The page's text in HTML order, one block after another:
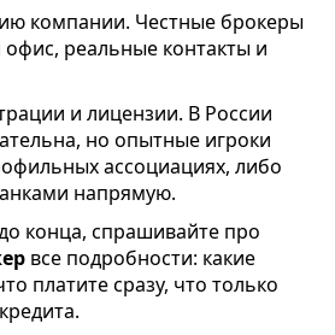
компании. Честные брокеры
реальные контакты и
и лицензии. В России
но опытные игроки
ассоциациях, либо
напрямую.
конца, спрашивайте про
все подробности: какие
платите сразу, что только